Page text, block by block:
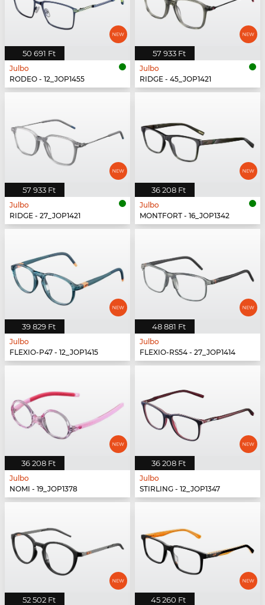
50 691 Ft
Julbo
RODEO - 12_JOP1455
57 933 Ft
Julbo
RIDGE - 45_JOP1421
57 933 Ft
Julbo
RIDGE - 27_JOP1421
36 208 Ft
Julbo
MONTFORT - 16_JOP1342
39 829 Ft
Julbo
FLEXIO-P47 - 12_JOP1415
48 881 Ft
Julbo
FLEXIO-RS54 - 27_JOP1414
36 208 Ft
Julbo
NOMI - 19_JOP1378
36 208 Ft
Julbo
STIRLING - 12_JOP1347
52 502 Ft 45 260 Ft